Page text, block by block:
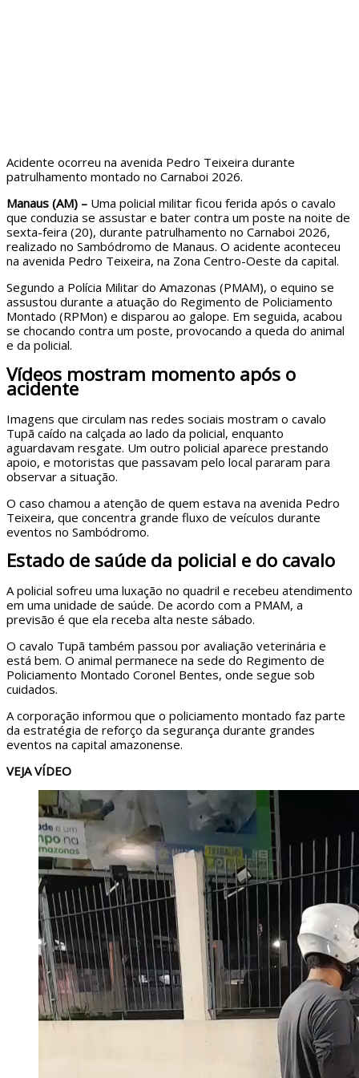
Acidente ocorreu na avenida Pedro Teixeira durante
patrulhamento montado no Carnaboi 2026.
Manaus (AM) – Uma policial militar ficou ferida após o cavalo
que conduzia se assustar e bater contra um poste na noite de
sexta-feira (20), durante patrulhamento no Carnaboi 2026,
realizado no Sambódromo de Manaus. O acidente aconteceu
na avenida Pedro Teixeira, na Zona Centro-Oeste da capital.
Segundo a Polícia Militar do Amazonas (PMAM), o equino se
assustou durante a atuação do Regimento de Policiamento
Montado (RPMon) e disparou ao galope. Em seguida, acabou
se chocando contra um poste, provocando a queda do animal
e da policial.
Vídeos mostram momento após o
acidente
Imagens que circulam nas redes sociais mostram o cavalo
Tupã caído na calçada ao lado da policial, enquanto
aguardavam resgate. Um outro policial aparece prestando
apoio, e motoristas que passavam pelo local pararam para
observar a situação.
O caso chamou a atenção de quem estava na avenida Pedro
Teixeira, que concentra grande fluxo de veículos durante
eventos no Sambódromo.
Estado de saúde da policial e do cavalo
A policial sofreu uma luxação no quadril e recebeu atendimento
em uma unidade de saúde. De acordo com a PMAM, a
previsão é que ela receba alta neste sábado.
O cavalo Tupã também passou por avaliação veterinária e
está bem. O animal permanece na sede do Regimento de
Policiamento Montado Coronel Bentes, onde segue sob
cuidados.
A corporação informou que o policiamento montado faz parte
da estratégia de reforço da segurança durante grandes
eventos na capital amazonense.
VEJA VÍDEO